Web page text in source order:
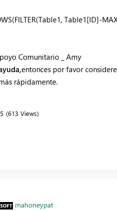
Table1[ID]-
Comunitario _ Amy
entonces por favor considere
rápidamente.
613 Views
mahoneypat